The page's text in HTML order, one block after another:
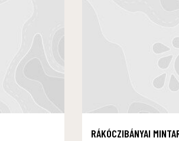
RÁKÓCZIBÁNYAI